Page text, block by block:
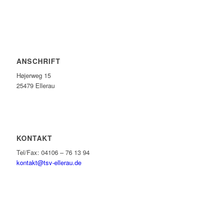
ANSCHRIFT
Højerweg 15
25479 Ellerau
KONTAKT
Tel/Fax: 04106 – 76 13 94
kontakt@tsv-ellerau.de